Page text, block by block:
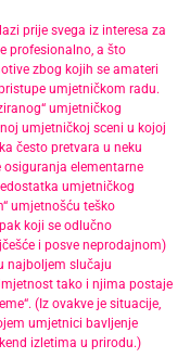
prije svega iz interesa za
profesionalno, a što
zbog kojih se amateri
umjetničkom radu.
umjetničkog
umjetničkoj sceni u kojoj
često pretvara u neku
osiguranja elementarne
umjetničkog
umjetnošću teško
koji se odlučno
i posve neprodajnom)
najboljem slučaju
tako i njima postaje
(Iz ovakve je situacije,
umjetnici bavljenje
izletima u prirodu.)